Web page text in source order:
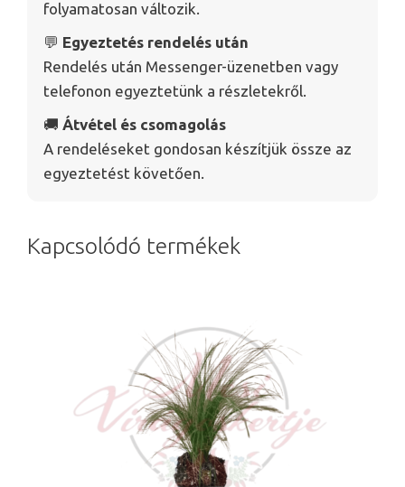
folyamatosan változik.
💬 Egyeztetés rendelés után
Rendelés után Messenger-üzenetben vagy
telefonon egyeztetünk a részletekről.
🚚 Átvétel és csomagolás
A rendeléseket gondosan készítjük össze az
egyeztetést követően.
Kapcsolódó termékek